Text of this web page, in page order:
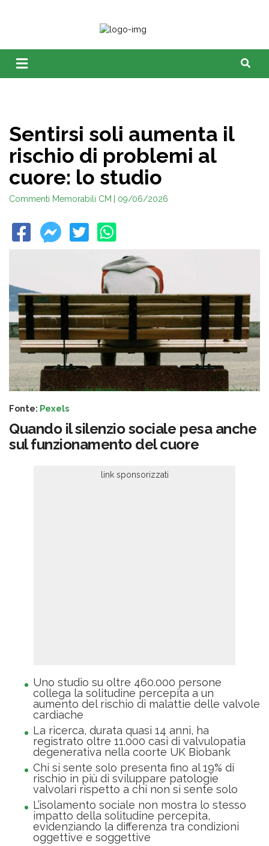
Sentirsi soli aumenta il
rischio di problemi al
cuore: lo studio
Commenti Memorabili CM | 09/06/2026
Fonte: Pexels
Quando il silenzio sociale pesa anche
sul funzionamento del cuore
Uno studio su oltre 460.000 persone
collega la solitudine percepita a un
aumento del rischio di malattie delle valvole
cardiache
La ricerca, durata quasi 14 anni, ha
registrato oltre 11.000 casi di valvulopatia
degenerativa nella coorte UK Biobank
Chi si sente solo presenta fino al 19% di
rischio in più di sviluppare patologie
valvolari rispetto a chi non si sente solo
L’isolamento sociale non mostra lo stesso
impatto della solitudine percepita,
evidenziando la differenza tra condizioni
oggettive e soggettive